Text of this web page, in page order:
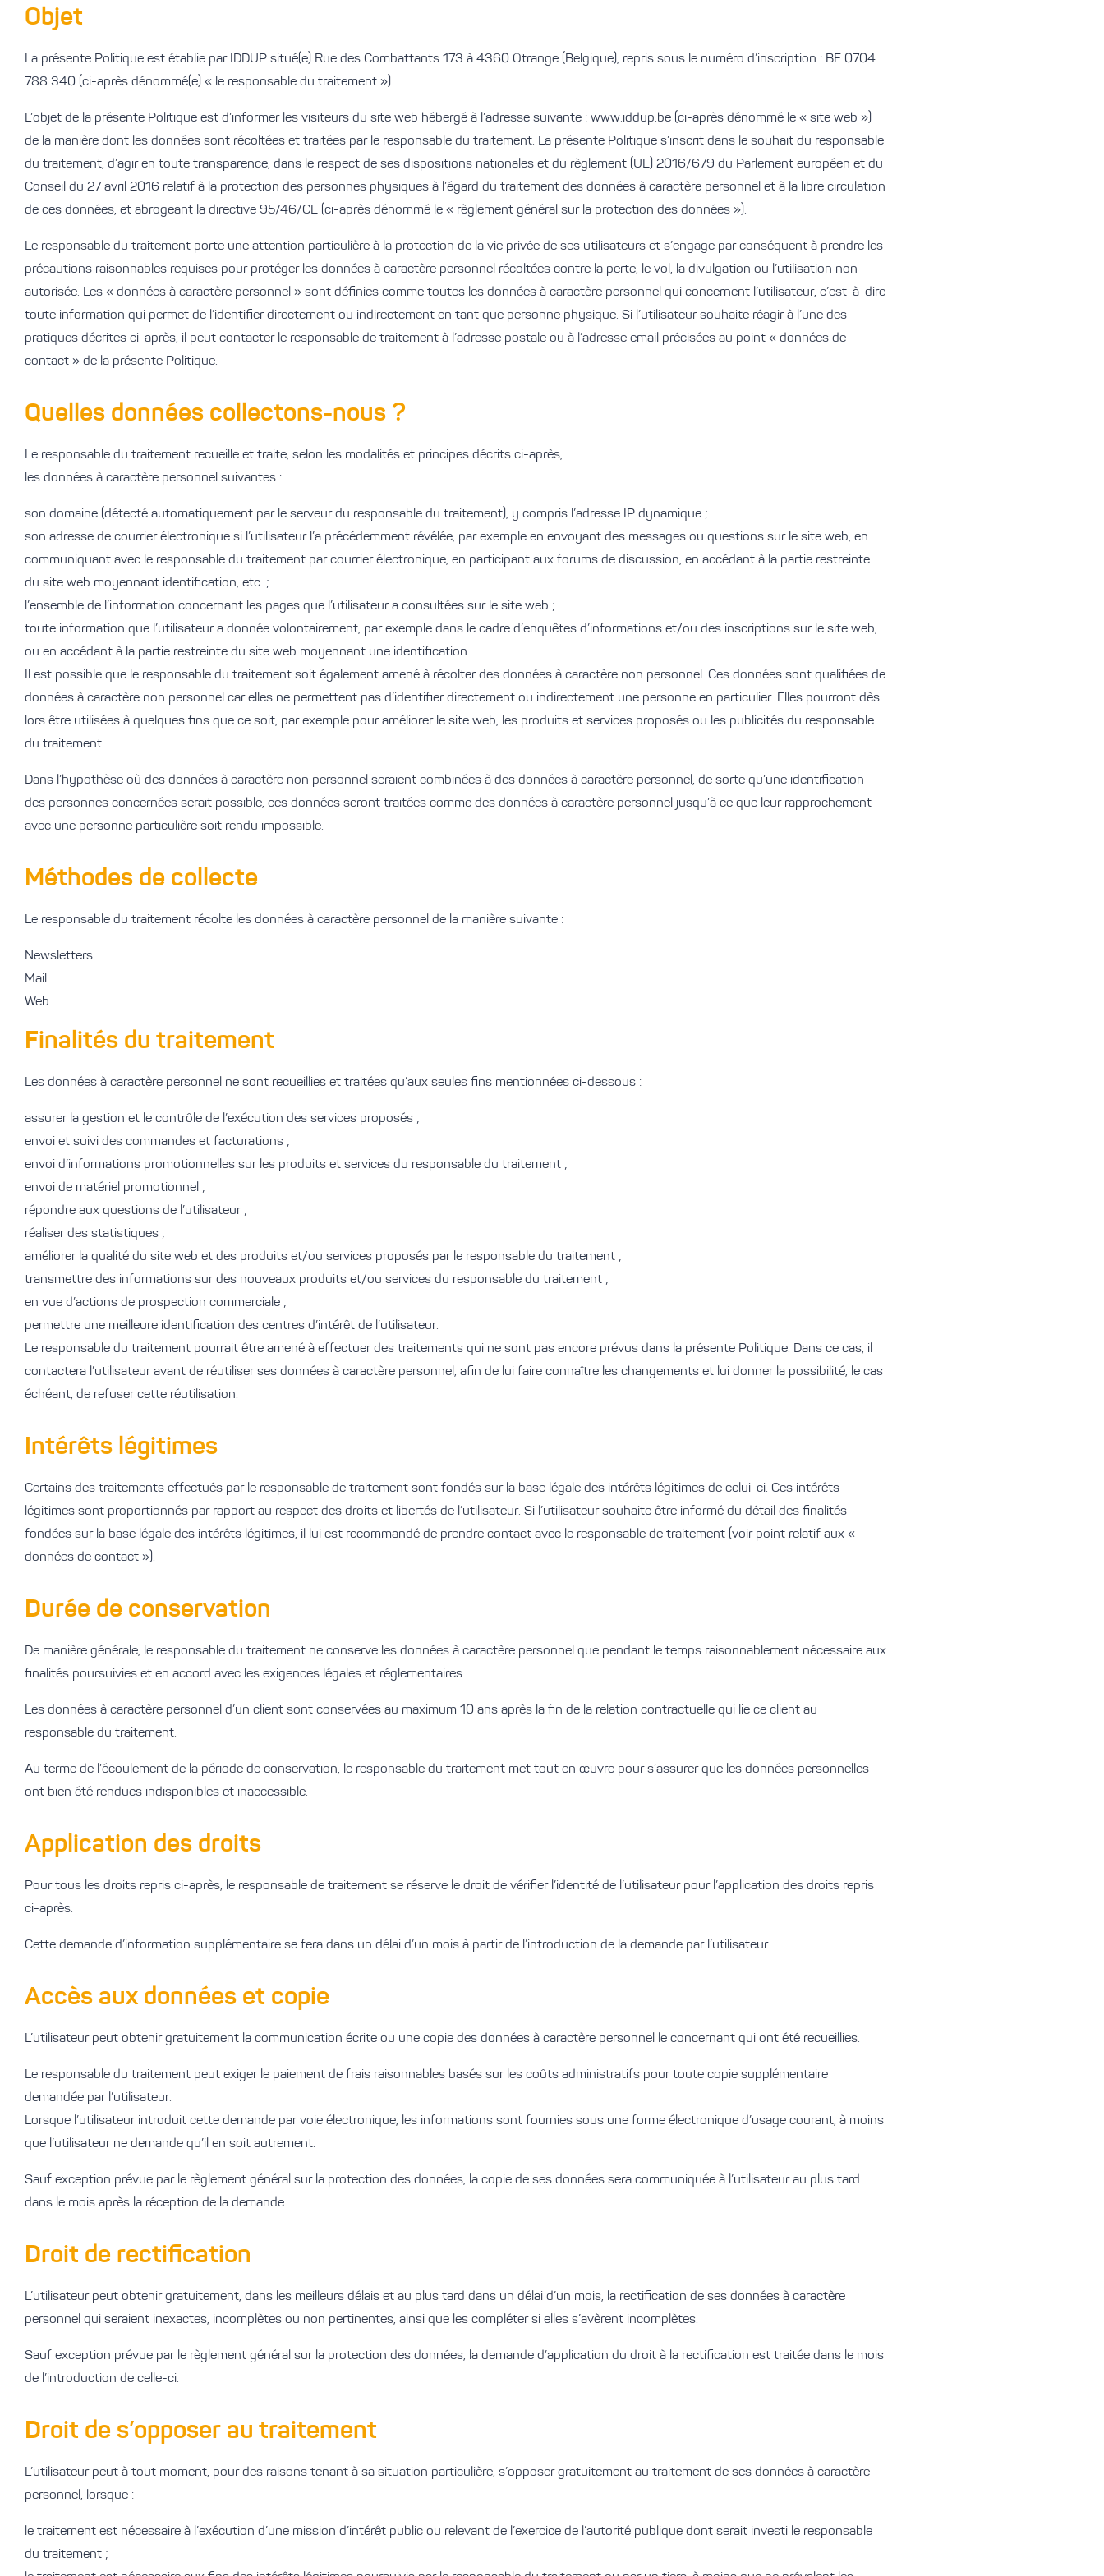
Objet​
La présente Politique est établie par IDDUP situé(e) Rue des Combattants 173 à 4360 Otrange (Belgique), repris sous le numéro d’inscription : BE 0704
788 340 (ci-après dénommé(e) « le responsable du traitement »).
L’objet de la présente Politique est d’informer les visiteurs du site web hébergé à l’adresse suivante : www.iddup.be (ci-après dénommé le « site web »)
de la manière dont les données sont récoltées et traitées par le responsable du traitement. La présente Politique s’inscrit dans le souhait du responsable
du traitement, d’agir en toute transparence, dans le respect de ses dispositions nationales et du règlement (UE) 2016/679 du Parlement européen et du
Conseil du 27 avril 2016 relatif à la protection des personnes physiques à l’égard du traitement des données à caractère personnel et à la libre circulation
de ces données, et abrogeant la directive 95/46/CE (ci-après dénommé le « règlement général sur la protection des données »).
Le responsable du traitement porte une attention particulière à la protection de la vie privée de ses utilisateurs et s’engage par conséquent à prendre les
précautions raisonnables requises pour protéger les données à caractère personnel récoltées contre la perte, le vol, la divulgation ou l’utilisation non
autorisée. Les « données à caractère personnel » sont définies comme toutes les données à caractère personnel qui concernent l’utilisateur, c’est-à-dire
toute information qui permet de l’identifier directement ou indirectement en tant que personne physique. Si l’utilisateur souhaite réagir à l’une des
pratiques décrites ci-après, il peut contacter le responsable de traitement à l’adresse postale ou à l’adresse email précisées au point « données de
contact » de la présente Politique.
Quelles données collectons-nous ?
Le responsable du traitement recueille et traite, selon les modalités et principes décrits ci-après,
les données à caractère personnel suivantes :
son domaine (détecté automatiquement par le serveur du responsable du traitement), y compris l’adresse IP dynamique ;
son adresse de courrier électronique si l’utilisateur l’a précédemment révélée, par exemple en envoyant des messages ou questions sur le site web, en
communiquant avec le responsable du traitement par courrier électronique, en participant aux forums de discussion, en accédant à la partie restreinte
du site web moyennant identification, etc. ;
l’ensemble de l’information concernant les pages que l’utilisateur a consultées sur le site web ;
toute information que l’utilisateur a donnée volontairement, par exemple dans le cadre d’enquêtes d’informations et/ou des inscriptions sur le site web,
ou en accédant à la partie restreinte du site web moyennant une identification.
Il est possible que le responsable du traitement soit également amené à récolter des données à caractère non personnel. Ces données sont qualifiées de
données à caractère non personnel car elles ne permettent pas d’identifier directement ou indirectement une personne en particulier. Elles pourront dès
lors être utilisées à quelques fins que ce soit, par exemple pour améliorer le site web, les produits et services proposés ou les publicités du responsable
du traitement.
Dans l’hypothèse où des données à caractère non personnel seraient combinées à des données à caractère personnel, de sorte qu’une identification
des personnes concernées serait possible, ces données seront traitées comme des données à caractère personnel jusqu’à ce que leur rapprochement
avec une personne particulière soit rendu impossible.
Méthodes de collecte
Le responsable du traitement récolte les données à caractère personnel de la manière suivante :
Newsletters
Mail
Web
Finalités du traitement
Les données à caractère personnel ne sont recueillies et traitées qu’aux seules fins mentionnées ci-dessous :
assurer la gestion et le contrôle de l’exécution des services proposés ;
envoi et suivi des commandes et facturations ;
envoi d’informations promotionnelles sur les produits et services du responsable du traitement ;
envoi de matériel promotionnel ;
répondre aux questions de l’utilisateur ;
réaliser des statistiques ;
améliorer la qualité du site web et des produits et/ou services proposés par le responsable du traitement ;
transmettre des informations sur des nouveaux produits et/ou services du responsable du traitement ;
en vue d’actions de prospection commerciale ;
permettre une meilleure identification des centres d’intérêt de l’utilisateur.
Le responsable du traitement pourrait être amené à effectuer des traitements qui ne sont pas encore prévus dans la présente Politique. Dans ce cas, il
contactera l’utilisateur avant de réutiliser ses données à caractère personnel, afin de lui faire connaître les changements et lui donner la possibilité, le cas
échéant, de refuser cette réutilisation.
Intérêts légitimes
Certains des traitements effectués par le responsable de traitement sont fondés sur la base légale des intérêts légitimes de celui-ci. Ces intérêts
légitimes sont proportionnés par rapport au respect des droits et libertés de l’utilisateur. Si l’utilisateur souhaite être informé du détail des finalités
fondées sur la base légale des intérêts légitimes, il lui est recommandé de prendre contact avec le responsable de traitement (voir point relatif aux «
données de contact »).
Durée de conservation
De manière générale, le responsable du traitement ne conserve les données à caractère personnel que pendant le temps raisonnablement nécessaire aux
finalités poursuivies et en accord avec les exigences légales et réglementaires.
Les données à caractère personnel d’un client sont conservées au maximum 10 ans après la fin de la relation contractuelle qui lie ce client au
responsable du traitement.
Au terme de l’écoulement de la période de conservation, le responsable du traitement met tout en œuvre pour s’assurer que les données personnelles
ont bien été rendues indisponibles et inaccessible.
Application des droits
Pour tous les droits repris ci-après, le responsable de traitement se réserve le droit de vérifier l’identité de l’utilisateur pour l’application des droits repris
ci-après.
Cette demande d’information supplémentaire se fera dans un délai d’un mois à partir de l’introduction de la demande par l’utilisateur.
Accès aux données et copie
L’utilisateur peut obtenir gratuitement la communication écrite ou une copie des données à caractère personnel le concernant qui ont été recueillies.
Le responsable du traitement peut exiger le paiement de frais raisonnables basés sur les coûts administratifs pour toute copie supplémentaire
demandée par l’utilisateur.
Lorsque l’utilisateur introduit cette demande par voie électronique, les informations sont fournies sous une forme électronique d’usage courant, à moins
que l’utilisateur ne demande qu’il en soit autrement.
Sauf exception prévue par le règlement général sur la protection des données, la copie de ses données sera communiquée à l’utilisateur au plus tard
dans le mois après la réception de la demande.
Droit de rectification​
L’utilisateur peut obtenir gratuitement, dans les meilleurs délais et au plus tard dans un délai d’un mois, la rectification de ses données à caractère
personnel qui seraient inexactes, incomplètes ou non pertinentes, ainsi que les compléter si elles s’avèrent incomplètes.
Sauf exception prévue par le règlement général sur la protection des données, la demande d’application du droit à la rectification est traitée dans le mois
de l’introduction de celle-ci.
Droit de s’opposer au traitement
L’utilisateur peut à tout moment, pour des raisons tenant à sa situation particulière, s’opposer gratuitement au traitement de ses données à caractère
personnel, lorsque :
le traitement est nécessaire à l’exécution d’une mission d’intérêt public ou relevant de l’exercice de l’autorité publique dont serait investi le responsable
du traitement ;